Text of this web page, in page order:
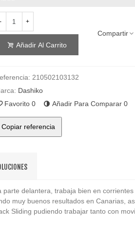
- +
Añadir Al Carrito
Compartir
210502103132
Dashiko
Favorito 0 Añadir Para Comparar 0
Copiar referencia
delantera, trabaja bien en
muy buenos resultados en Canarias,
Sliding pudiendo trabajar tanto con